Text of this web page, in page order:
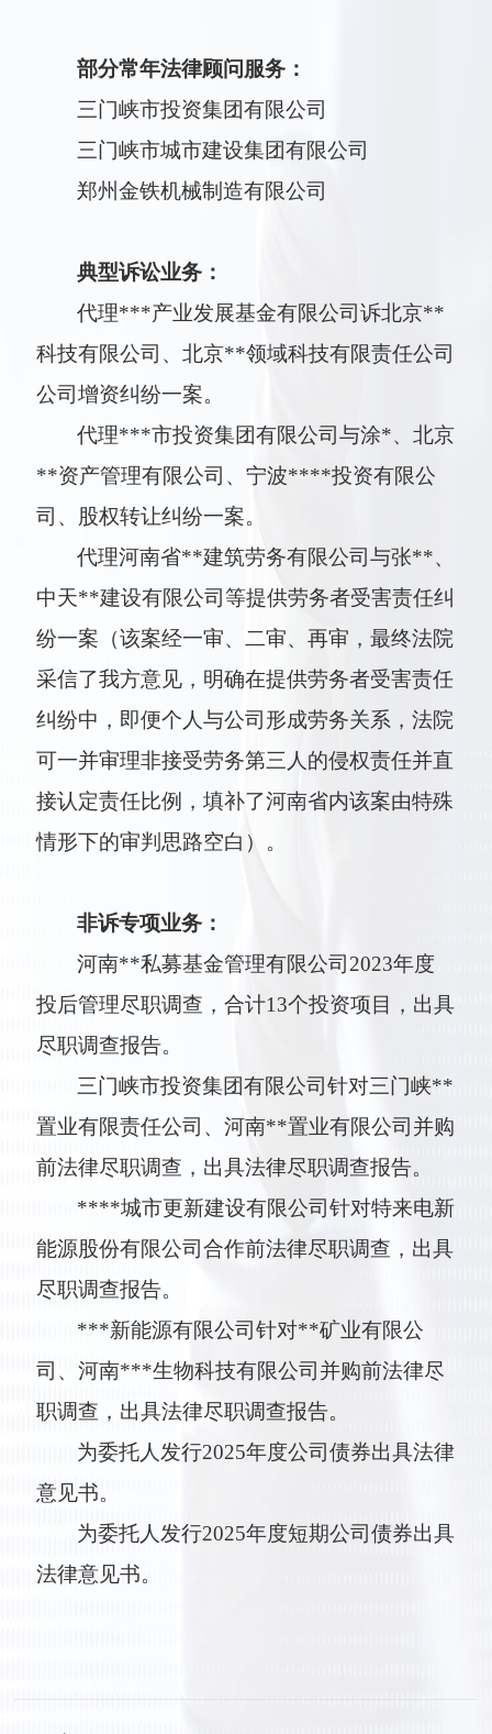
部分常年法律顾问服务：
三门峡市投资集团有限公司
三门峡市城市建设集团有限公司
郑州金铁机械制造有限公司
典型诉讼业务：
代理***产业发展基金有限公司诉北京**
科技有限公司、北京**领域科技有限责任公司
公司增资纠纷一案。
代理***市投资集团有限公司与涂*、北京
**资产管理有限公司、宁波****投资有限公
司、股权转让纠纷一案。
代理河南省**建筑劳务有限公司与张**、
中天**建设有限公司等提供劳务者受害责任纠
纷一案（该案经一审、二审、再审，最终法院
采信了我方意见，明确在提供劳务者受害责任
纠纷中，即便个人与公司形成劳务关系，法院
可一并审理非接受劳务第三人的侵权责任并直
接认定责任比例，填补了河南省内该案由特殊
情形下的审判思路空白）。
非诉专项业务：
河南**私募基金管理有限公司2023年度
投后管理尽职调查，合计13个投资项目，出具
尽职调查报告。
三门峡市投资集团有限公司针对三门峡**
置业有限责任公司、河南**置业有限公司并购
前法律尽职调查，出具法律尽职调查报告。
****城市更新建设有限公司针对特来电新
能源股份有限公司合作前法律尽职调查，出具
尽职调查报告。
***新能源有限公司针对**矿业有限公
司、河南***生物科技有限公司并购前法律尽
职调查，出具法律尽职调查报告。
为委托人发行2025年度公司债券出具法律
意见书。
为委托人发行2025年度短期公司债券出具
法律意见书。